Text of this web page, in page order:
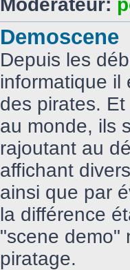
Modérateur:
Demoscene
Depuis les
informatique il
des pirates.
au monde, ils
rajoutant au
affichant
ainsi que par
la différence
"scene demo"
piratage.